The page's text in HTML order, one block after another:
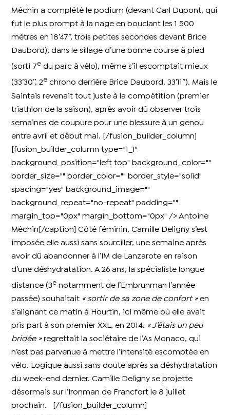
Méchin a complété le podium (devant Carl Dupont, qui
fut le plus prompt à la nage en bouclant les 1 500
mètres en 18’47’’, trois petites secondes devant Brice
Daubord), dans le sillage d’une bonne course à pied
(sorti 7e du parc à vélo), même s’il escomptait mieux
(33’30’’, 2e chrono derrière Brice Daubord, 33’11’’). Mais le
Saintais revenait tout juste à la compétition (premier
triathlon de la saison), après avoir dû observer trois
semaines de coupure pour une blessure à un genou
entre avril et début mai. [/fusion_builder_column]
[fusion_builder_column type="1_1"
background_position="left top" background_color=""
border_size="" border_color="" border_style="solid"
spacing="yes" background_image=""
background_repeat="no-repeat" padding=""
margin_top="0px" margin_bottom="0px" /> Antoine
Méchin[/caption] Côté féminin, Camille Deligny s’est
imposée elle aussi sans sourciller, une semaine après
avoir dû abandonner à l’IM de Lanzarote en raison
d’une déshydratation. A 26 ans, la spécialiste longue
distance (3e notamment de l’Embrunman l’année
passée) souhaitait « sortir de sa zone de confort »en
s’alignant ce matin à Hourtin, ici même où elle avait
pris part à son premier XXL, en 2014. « J’étais un peu
bridée »regrettait la sociétaire de l’As Monaco, qui
n’est pas parvenue à mettre l’intensité escomptée en
vélo. Logique aussi sans doute après sa déshydratation
du week-end dernier. Camille Deligny se projette
désormais sur l’Ironman de Francfort le 8 juillet
prochain. [/fusion_builder_column]